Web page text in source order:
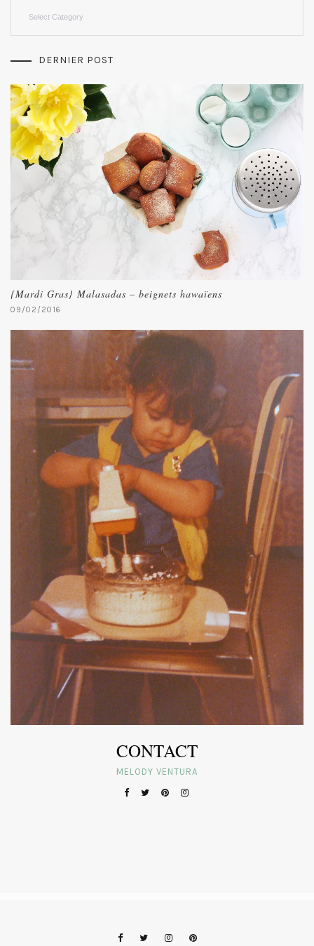
DERNIER POST
{Mardi Gras} Malasadas – beignets hawaïens
09/02/2016
CONTACT
MELODY VENTURA